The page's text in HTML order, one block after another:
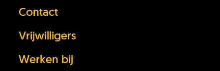
Contact
Vrijwilligers
Werken bij